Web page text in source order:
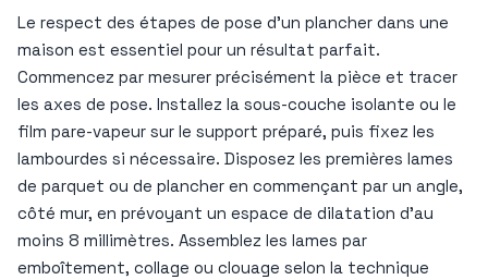
Le respect des étapes de pose d’un plancher dans une
maison est essentiel pour un résultat parfait.
Commencez par mesurer précisément la pièce et tracer
les axes de pose. Installez la sous-couche isolante ou le
film pare-vapeur sur le support préparé, puis fixez les
lambourdes si nécessaire. Disposez les premières lames
de parquet ou de plancher en commençant par un angle,
côté mur, en prévoyant un espace de dilatation d’au
moins 8 millimètres. Assemblez les lames par
emboîtement, collage ou clouage selon la technique